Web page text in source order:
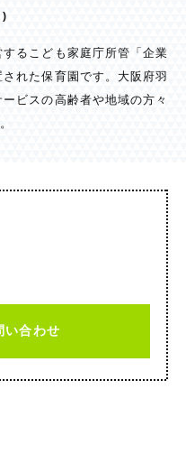
)
るこども家庭庁所管「企業
れた保育園です。大阪府羽
ビスの高齢者や地域の方々
い合わせ